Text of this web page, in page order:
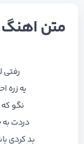
متن اهنگ
رفتی
یه زره
نگو
دردت به
بد کردی